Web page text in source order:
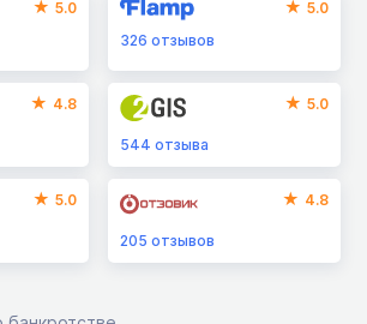
5.0
5.0
326отзывов
4.8 5.0
544отзыва
5.0 4.8
205отзывов